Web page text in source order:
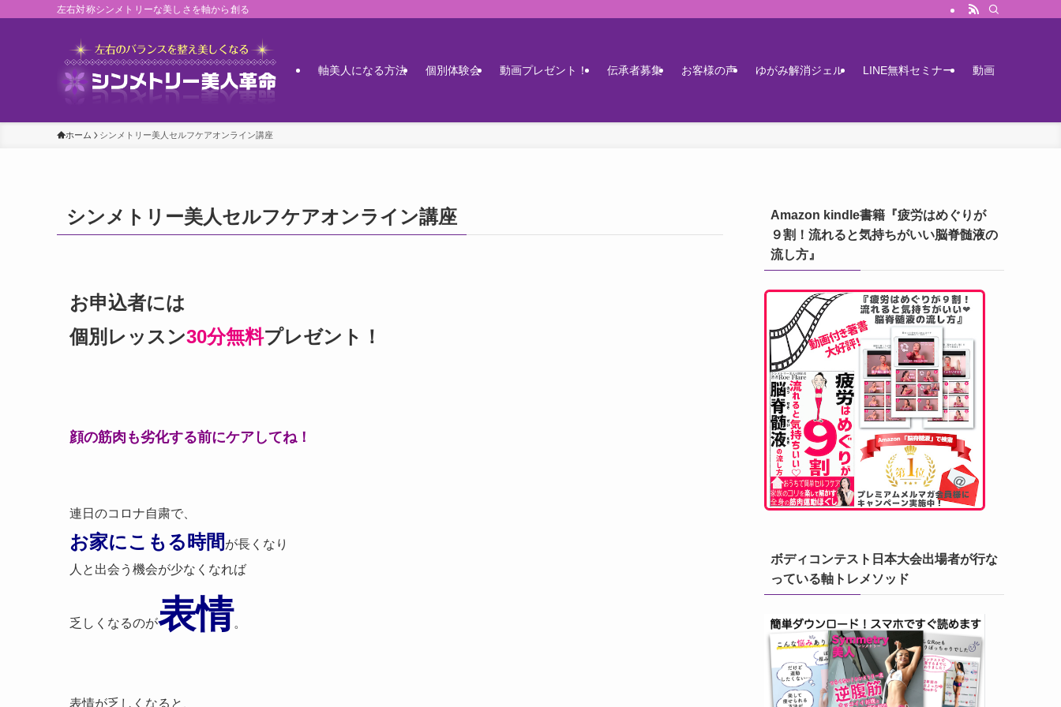
左右対称シンメトリーな美しさを軸から創る
軸美人になる方法 個別体験会 動画プレゼント！ 伝承者募集 お客様の声 ゆがみ解消ジェル LINE無料セミナー 動画
ホーム シンメトリー美人セルフケアオンライン講座
シンメトリー美人セルフケアオンライン講座
お申込者には
個別レッスン30分無料プレゼント！
顔の筋肉も劣化する前にケアしてね！
連日のコロナ自粛で、
お家にこもる時間 が長くなり
人と出会う機会が少なくなれば
乏しくなるのが表情。
表情が乏しくなると、
Amazon kindle書籍『疲労はめぐりが
９割！流れると気持ちがいい脳脊髄液の
流し方』
ボディコンテスト日本大会出場者が行な
っている軸トレメソッド